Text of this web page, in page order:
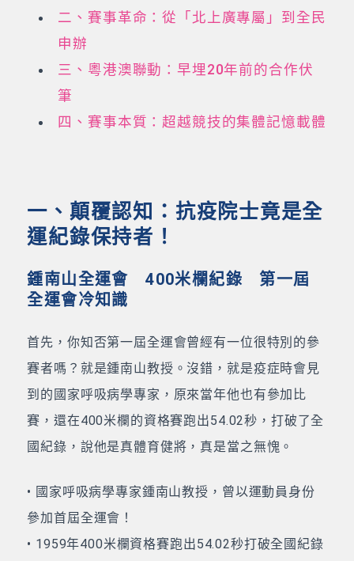
二、賽事革命：從「北上廣專屬」到全民
申辦
三、粵港澳聯動：早埋20年前的合作伏
筆
四、賽事本質：超越競技的集體記憶載體
一、顛覆認知：抗疫院士竟是全
運紀錄保持者！
鍾南山全運會 400米欄紀錄 第一屆
全運會冷知識
首先，你知否第一屆全運會曾經有一位很特別的參
賽者嗎？就是鍾南山教授。沒錯，就是疫症時會見
到的國家呼吸病學專家，原來當年他也有參加比
賽，還在400米欄的資格賽跑出54.02秒，打破了全
國紀錄，說他是真體育健將，真是當之無愧。
• 國家呼吸病學專家鍾南山教授，曾以運動員身份
參加首屆全運會！
• 1959年400米欄資格賽跑出54.02秒打破全國紀錄